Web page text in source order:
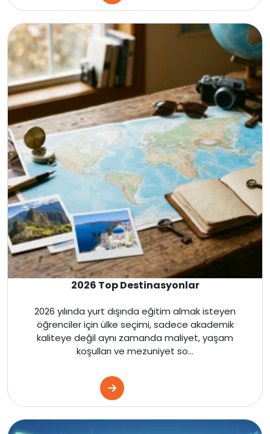
Danimarka
İtalya
Fransa
İspanya
Malta
İrlanda
Avustralya
Almanya
Amerika
Kanada
Amerika
2026 Top Destinasyonlar
2026 yılında yurt dışında eğitim almak isteyen
öğrenciler için ülke seçimi, sadece akademik
kaliteye değil aynı zamanda maliyet, yaşam
koşulları ve mezuniyet so...